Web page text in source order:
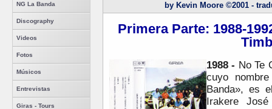
NG La Banda
Discography
Videos
Fotos
Músicos
Entrevistas
Giras - Tours
by Kevin Moore ©2001 -
Primera Parte: 1988-
1988 - No Te
cuyo
Banda», es
Irakere